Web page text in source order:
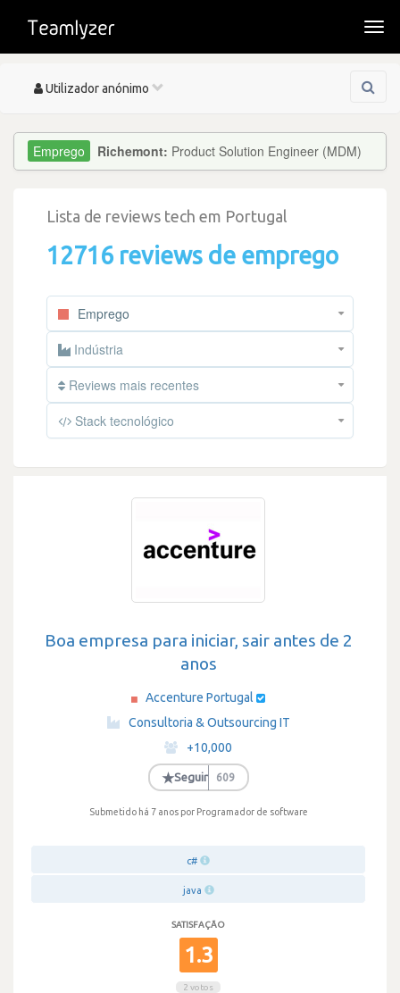
Toggle
Utilizador anónimo
Richemont: Product Solution Engineer (MDM)
Lista de reviews tech em Portugal
12716 reviews de emprego
Emprego
Indústria
Reviews mais recentes
Stack tecnológico
Boa empresa para iniciar, sair antes de 2
anos
Accenture Portugal
·
Consultoria & Outsourcing IT
·
+10,000
·
★Seguir 609
Submetido há 7 anos por Programador de software
c#
java
SATISFAÇÃO
1.3
2 votos